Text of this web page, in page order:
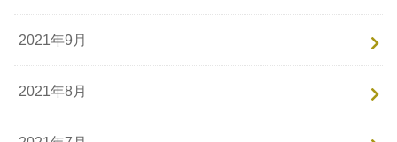
2021年9月
2021年8月